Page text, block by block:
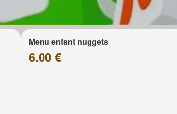
Menu enfant nuggets
6.00 €